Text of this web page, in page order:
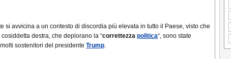
si avvicina a un contesto di discordia più elevata in tutto il Paese, visto che
destra, che deplorano la “correttezza politica“, sono state
sostenitori del presidente Trump.